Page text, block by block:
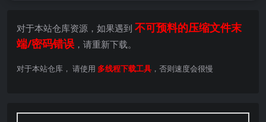
对于本站仓库资源，如果遇到 不可预料的压缩文件末
端/密码错误 ，请重新下载。
对于本站仓库， 请使用 多线程下载工具 ，否则速度会很慢